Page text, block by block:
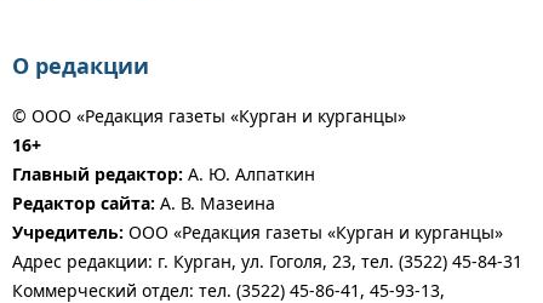
О редакции
© ООО «Редакция газеты «Курган и курганцы»
16+
Главный редактор: А. Ю. Алпаткин
Редактор сайта: А. В. Мазеина
Учредитель: ООО «Редакция газеты «Курган и курганцы»
Адрес редакции: г. Курган, ул. Гоголя, 23, тел. (3522) 45-84-31
Коммерческий отдел: тел. (3522) 45-86-41, 45-93-13,